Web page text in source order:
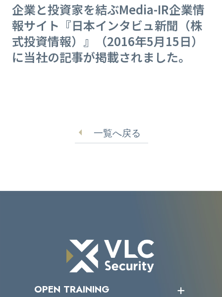
企業と投資家を結ぶMedia-IR企業情
報サイト『日本インタビュ新聞（株
式投資情報）』（2016年5月15日）
に当社の記事が掲載されました。
一覧へ戻る
OPEN TRAINING